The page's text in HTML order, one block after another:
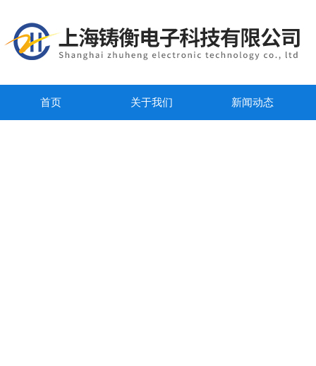
首页 关于我们 新闻动态